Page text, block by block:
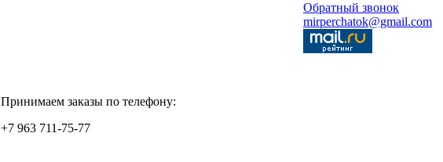
Принимаем заказы по телефону:
+7 963 711-75-77
Обратный звонок
mirperchatok@gmail.com